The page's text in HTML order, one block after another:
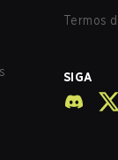
Termos
SIGA